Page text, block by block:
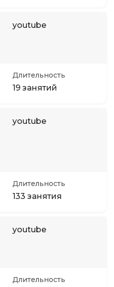
youtube
Длительность
19 занятий
youtube
Длительность
133 занятия
youtube
Длительность